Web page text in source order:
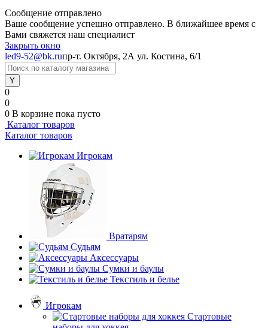
Сообщение отправлено
Ваше сообщение успешно отправлено. В ближайшее время с
Вами свяжется наш специалист
Закрыть окно
led9-52@bk.ruпр-т. Октября, 2А ул. Костина, 6/1
0
0
0 В корзине пока пусто
Каталог товаров
Каталог товаров
Игрокам
Вратарям
Судьям
Аксессуары
Сумки и баулы
Текстиль и белье
Игрокам
Стартовые